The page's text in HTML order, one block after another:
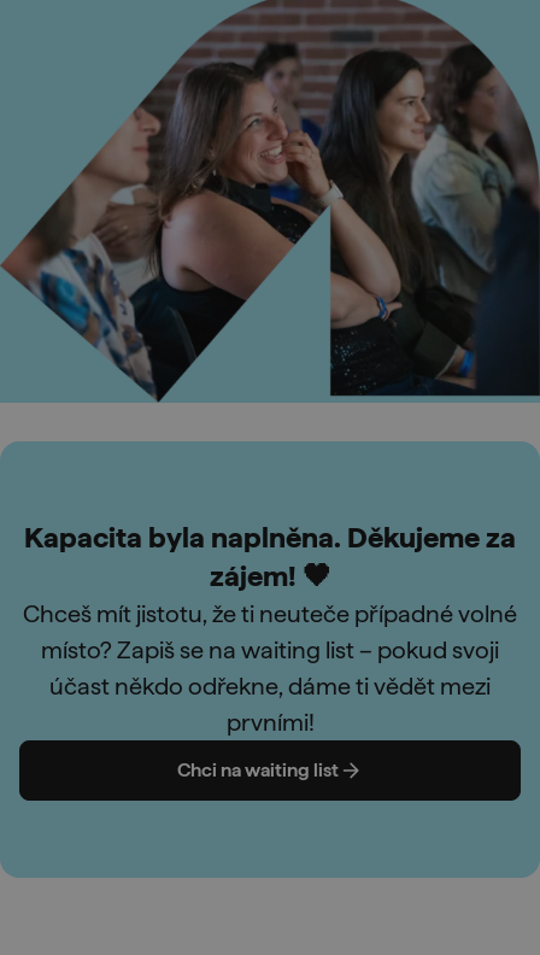
Kapacita byla naplněna. Děkujeme za
zájem! 🖤
Chceš mít jistotu, že ti neuteče případné volné
místo? Zapiš se na waiting list – pokud svoji
účast někdo odřekne, dáme ti vědět mezi
prvními!
Chci na waiting list